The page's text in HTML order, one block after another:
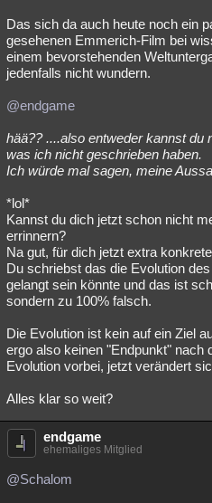
Das sich da auch heute noch ein
gesehenen Emmerich-Film bei
einem bevorstehenden
jedenfalls nicht wundern.
@endgame
hää?? ....also entweder kannst du
was ich nicht geschrieben haben.
Ich würde mal sagen, meine
*lol*
Kannst du dich jetzt schon nicht
errinnern?
Na gut, für dich jetzt extra
Du schriebst das die Evolution
gelangt sein könnte und das ist
sondern zu 100% falsch.
Die Evolution ist kein auf ein Ziel
ergo also keinen "Endpunkt" nach
Evolution vorbei, jetzt verändert
Alles klar so weit?
endgame
ehemaliges Mitglied
@Schalom